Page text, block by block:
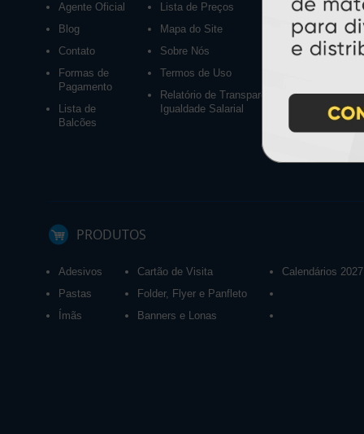
Agente Oficial
Blog
Contato
Formas de
Pagamento
Lista de
Balcões
Lista de Preços
Mapa do Site
Sobre Nós
Termos de Uso
Relatório de Transparência e
Igualdade Salarial
PRODUTOS
Adesivos
Pastas
Ímãs
Cartão de Visita
Folder, Flyer e Panfleto
Banners e Lonas
Calendários 2027